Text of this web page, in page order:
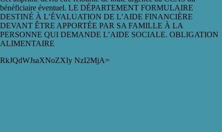
bénéficiaire éventuel. LE DÉPARTEMENT FORMULAIRE
DESTINÉ À L’ÉVALUATION DE L’AIDE FINANCIÈRE
DEVANT ÊTRE APPORTÉE PAR SA FAMILLE À LA
PERSONNE QUI DEMANDE L’AIDE SOCIALE. OBLIGATION
ALIMENTAIRE
RkJQdWJsaXNoZXIy NzI2MjA=